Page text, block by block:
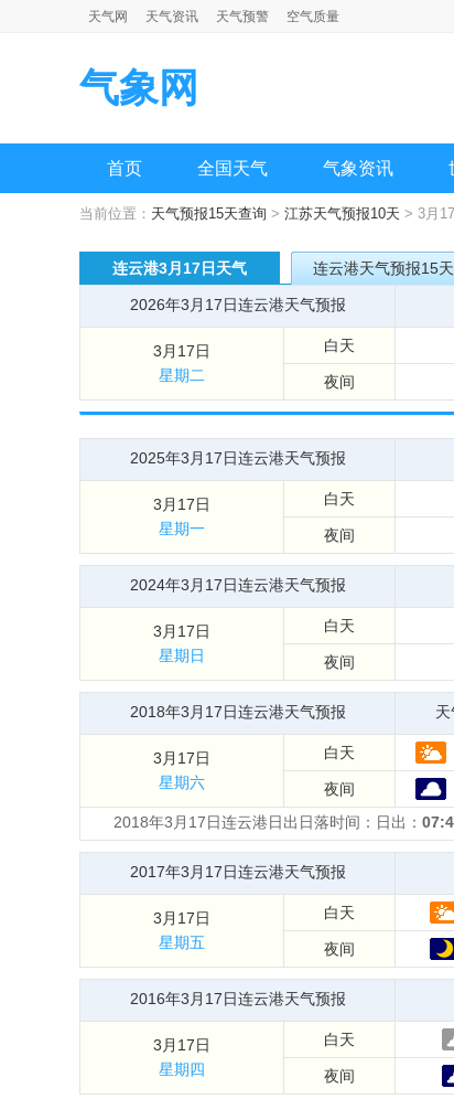
天气网 天气资讯 天气预警 空气质量
气象网
首页 全国天气 气象资讯
当前位置： 天气预报15天查询 > 江苏天气预报10天 > 3月
连云港3月17日天气 连云港天气预报15天
2026年3月17日连云港天气预报
3月17日
星期二
白天
夜间
2025年3月17日连云港天气预报
3月17日
星期一
白天
夜间
2024年3月17日连云港天气预报
3月17日
星期日
白天
夜间
2018年3月17日连云港天气预报 天
3月17日
星期六
白天
夜间
2018年3月17日连云港日出日落时间：日出：
2017年3月17日连云港天气预报
3月17日
星期五
白天
夜间
2016年3月17日连云港天气预报
3月17日
星期四
白天
夜间